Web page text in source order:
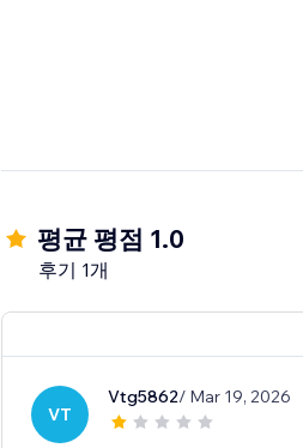
평균 평점 1.0
후기 1개
VT
Vtg5862/ Mar 19, 2026